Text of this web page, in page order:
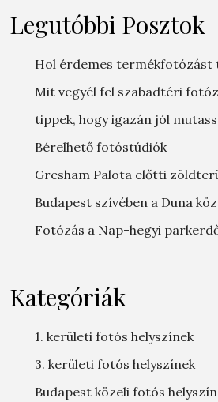
Legutóbbi Posztok
Hol érdemes termékfotózást
Mit vegyél fel szabadtéri
tippek, hogy igazán jól
Bérelhető fotóstúdiók
Gresham Palota előtti
Budapest szívében a Duna
Fotózás a Nap-hegyi
Kategóriák
1. kerületi fotós helyszínek
3. kerületi fotós helyszínek
Budapest közeli fotós